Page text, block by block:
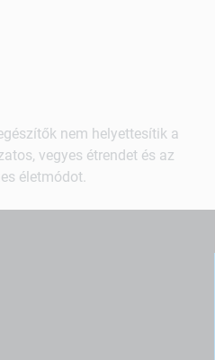
nem helyettesítik a
vegyes étrendet és az
életmódot.